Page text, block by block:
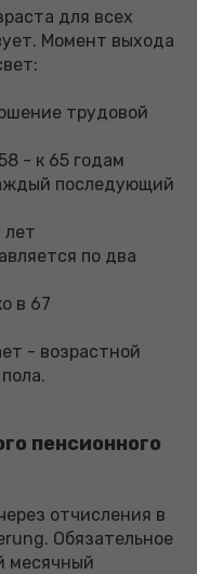
для всех
Момент выхода
трудовой
- к 65 годам
последующий
лет
по два
в 67
- возрастной
пенсионного
отчисления в
Обязательное
месячный